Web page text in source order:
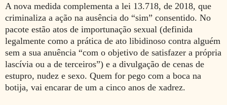
A nova medida complementa a lei 13.718, de 2018, que
criminaliza a ação na ausência do “sim” consentido. No
pacote estão atos de importunação sexual (definida
legalmente como a prática de ato libidinoso contra alguém
sem a sua anuência “com o objetivo de satisfazer a própria
lascívia ou a de terceiros”) e a divulgação de cenas de
estupro, nudez e sexo. Quem for pego com a boca na
botija, vai encarar de um a cinco anos de xadrez.